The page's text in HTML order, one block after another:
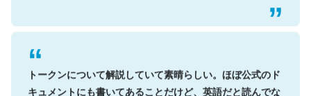
トークンについて解説していて素晴らしい。ほぼ公式のド
キュメントにも書いてあることだけど、英語だと読んでな